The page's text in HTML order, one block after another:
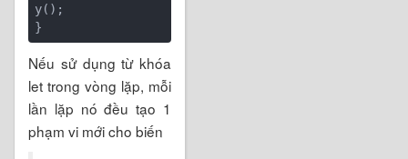
y();
Nếu sử dụng từ khóa
let trong vòng lặp, mỗi
lần lặp nó đều tạo 1
phạm vi mới cho biến